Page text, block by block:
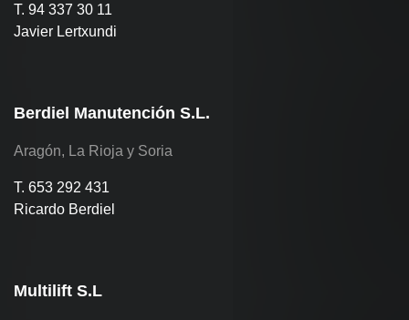
T. 94 337 30 11
Javier Lertxundi
Berdiel Manutención S.L.
Aragón, La Rioja y Soria
T. 653 292 431
Ricardo Berdiel
Multilift S.L